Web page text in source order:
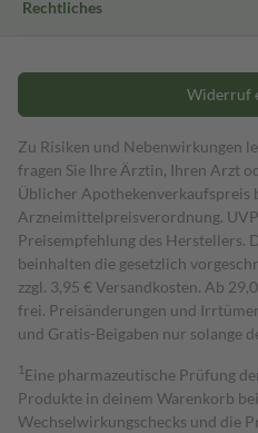
Rechtliches
Widerruf
Zu Risiken und Nebenwirkungen
fragen Sie Ihre Ärztin, Ihren Arzt
Üblicher Apothekenverkaufspreis
Arzneimittelpreisverordnung.
Preisempfehlung des Herstellers.
beinhalten die gesetzlich
zzgl. 3,95 € Versandkosten. Ab
frei. Preisänderungen und
und Gratis-Beigaben nur solange
1 Eine pharmazeutische Prüfung
Produkte in deinem Warenkorb
Wechselwirkungschecks und die